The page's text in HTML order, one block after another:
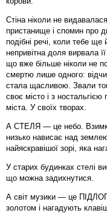
Стіна ніколи не
пристанище і спомин про
подібні речі, коли тебе
непривітна доля вирвала
що вже більше ніколи не
смертю лише одного:
стала щасливою. Звали
своє місто і з
міста. У своїх творах.
А СТЕЛЯ — це небо. Взимку
низько нависає над
найяскравішої зорі, яка
У старих будинках стелі
що можна задихнутися.
А світ музики — це
золотом і нагадують